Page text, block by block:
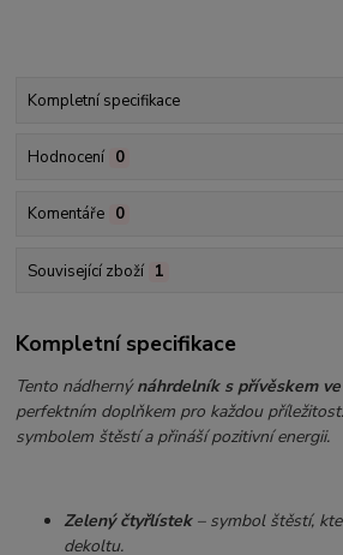
Kompletní specifikace
Hodnocení 0
Komentáře 0
Související zboží 1
Kompletní specifikace
Tento nádhernýnáhrdelník s přívěskem
perfektním doplňkem pro každou
symbolem štěstí a přináší pozitivní energii.
Zelený čtyřlístek– symbol štěstí,
dekoltu.